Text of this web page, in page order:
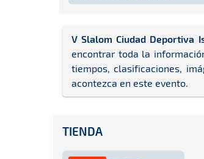
V Slalom Ciudad Deportiva
encontrar toda la
tiempos, clasificaciones,
acontezca en este evento.
TIENDA